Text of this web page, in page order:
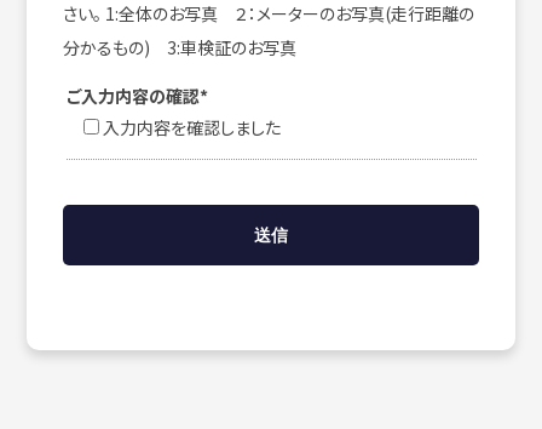
さい。 1:全体のお写真 ２：メーターのお写真(走行距離の
分かるもの) 3:車検証のお写真
ご入力内容の確認*
入力内容を確認しました